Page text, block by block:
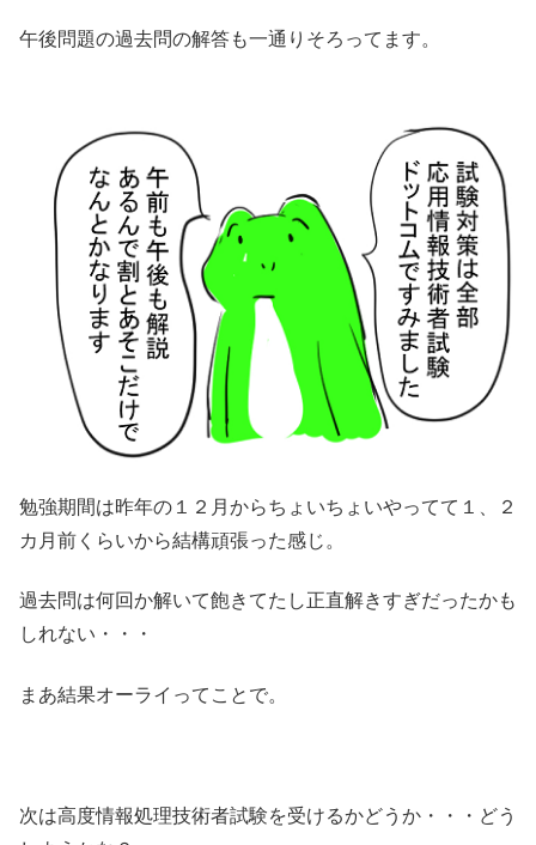
午後問題の過去問の解答も一通りそろってます。
勉強期間は昨年の１２月からちょいちょいやってて１、２
カ月前くらいから結構頑張った感じ。
過去問は何回か解いて飽きてたし正直解きすぎだったかも
しれない・・・
まあ結果オーライってことで。
次は高度情報処理技術者試験を受けるかどうか・・・どう